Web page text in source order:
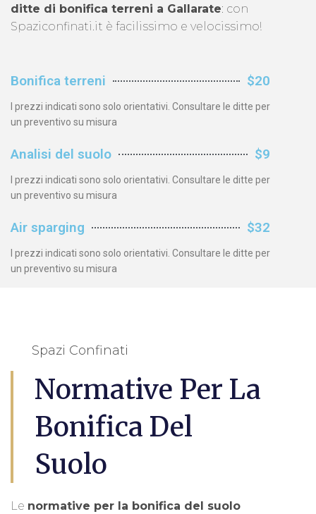
ditte di bonifica terreni a Gallarate: con
Spaziconfinati.it è facilissimo e velocissimo!
Bonifica terreni $20
I prezzi indicati sono solo orientativi. Consultare le ditte per
un preventivo su misura
Analisi del suolo $9
I prezzi indicati sono solo orientativi. Consultare le ditte per
un preventivo su misura
Air sparging $32
I prezzi indicati sono solo orientativi. Consultare le ditte per
un preventivo su misura
Spazi Confinati
Normative Per La
Bonifica Del
Suolo
Le normative per la bonifica del suolo